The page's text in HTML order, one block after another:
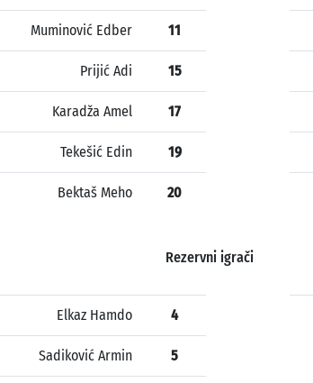
Muminović Edber 11
Prijić Adi 15
Karadža Amel 17
Tekešić Edin 19
Bektaš Meho 20
Rezervni igrači
Elkaz Hamdo 4
Sadiković Armin 5